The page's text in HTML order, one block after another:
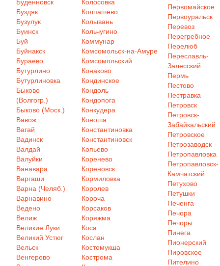
Буденновск
Буздяк
Бузулук
Буинск
Буй
Буйнакск
Бураево
Бутурлино
Бутурлиновка
Быково
(Волгогр.)
Быково (Моск.)
Вавож
Вагай
Вадинск
Валдай
Валуйки
Ванавара
Варгаши
Варна (Челяб.)
Варнавино
Ведено
Велиж
Великие Луки
Великий Устюг
Вельск
Венгерово
Колосовка
Колпашево
Колывань
Кольчугино
Коммунар
Комсомольск-на-Амуре
Комсомольский
Конаково
Кондинское
Кондоль
Кондопога
Конкудера
Коноша
Константиновка
Константиновск
Копьево
Коренево
Кореновск
Кормиловка
Королев
Короча
Корсаков
Коряжма
Коса
Кослан
Костомукша
Кострома
Первомайское
Первоуральск
Перевоз
Перегребное
Перелюб
Переславль-
Залесский
Пермь
Пестово
Пестравка
Петровск
Петровск-
Забайкальский
Петровское
Петрозаводск
Петропавловка
Петропавловск-
Камчатский
Петухово
Петушки
Печенга
Печора
Печоры
Пинега
Пионерский
Пировское
Пителино